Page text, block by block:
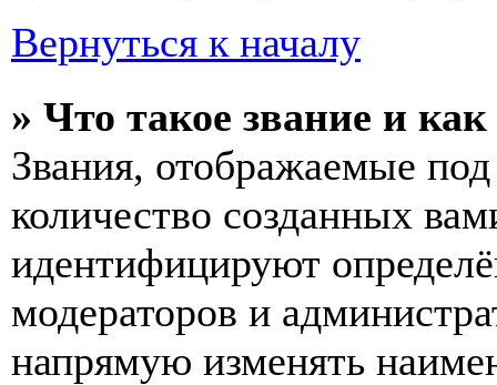
Вернуться к началу
» Что такое звание и
Звания, отображаемые
количество созданных
идентифицируют
модераторов и
напрямую изменять